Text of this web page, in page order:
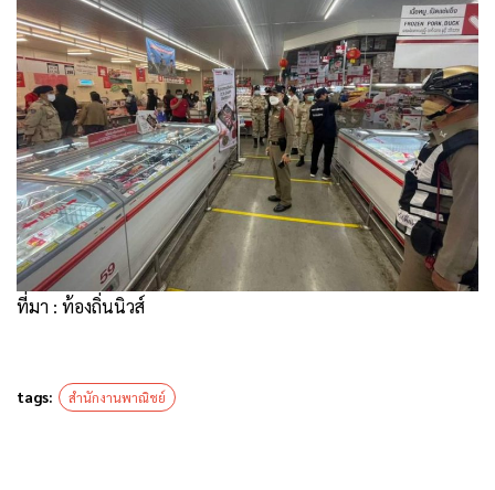
ที่มา : ท้องถิ่นนิวส์
tags: สำนักงานพาณิชย์